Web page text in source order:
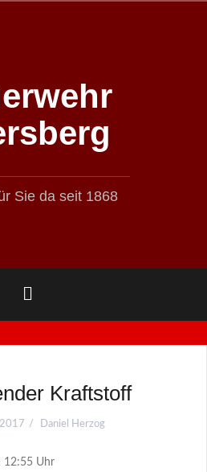
Sie da seit 1868
Kraftstoff
Daniel Herzog
12:55 Uhr